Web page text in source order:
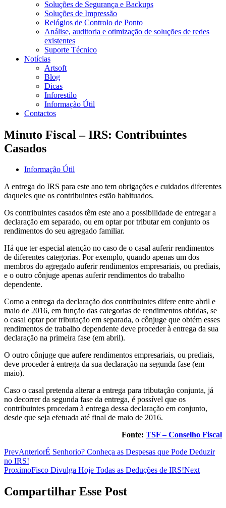
Soluções de Segurança e Backups
Soluções de Impressão
Relógios de Controlo de Ponto
Análise, auditoria e otimização de soluções de redes
existentes
Suporte Técnico
Notícias
Artsoft
Blog
Dicas
Inforestilo
Informação Útil
Contactos
Minuto Fiscal – IRS: Contribuintes
Casados
Informação Útil
A entrega do IRS para este ano tem obrigações e cuidados diferentes
daqueles que os contribuintes estão habituados.
Os contribuintes casados têm este ano a possibilidade de entregar a
declaração em separado, ou em optar por tributar em conjunto os
rendimentos do seu agregado familiar.
Há que ter especial atenção no caso de o casal auferir rendimentos
de diferentes categorias. Por exemplo, quando apenas um dos
membros do agregado auferir rendimentos empresariais, ou prediais,
e o outro cônjuge apenas auferir rendimentos do trabalho
dependente.
Como a entrega da declaração dos contribuintes difere entre abril e
maio de 2016, em função das categorias de rendimentos obtidas, se
o casal optar por tributação em separada, o cônjuge que obtém esses
rendimentos de trabalho dependente deve proceder à entrega da sua
declaração na primeira fase (em abril).
O outro cônjuge que aufere rendimentos empresariais, ou prediais,
deve proceder à entrega da sua declaração na segunda fase (em
maio).
Caso o casal pretenda alterar a entrega para tributação conjunta, já
no decorrer da segunda fase da entrega, é possível que os
contribuintes procedam à entrega dessa declaração em conjunto,
desde que seja efetuada até final de maio de 2016.
Fonte: TSF – Conselho Fiscal
PrevAnteriorÉ Senhorio? Conheça as Despesas que Pode Deduzir
no IRS!
ProximoFisco Divulga Hoje Todas as Deduções de IRS!Next
Compartilhar Esse Post